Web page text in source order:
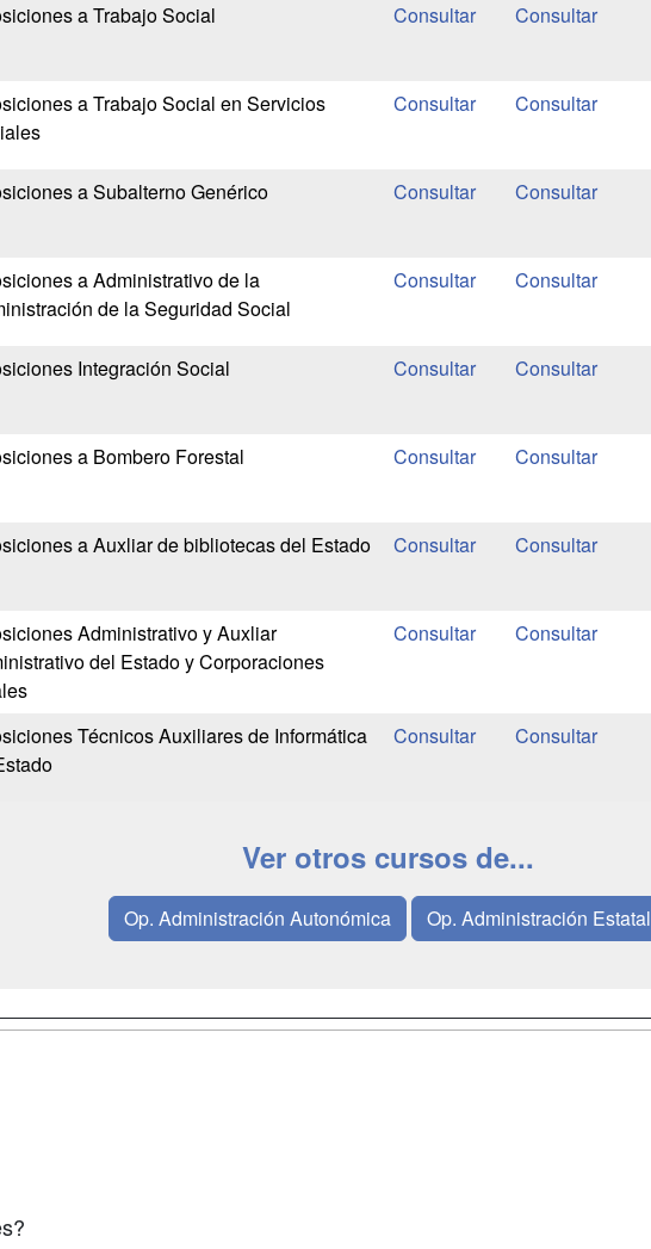
a Trabajo Social
a Trabajo Social en Servicios
a Subalterno Genérico
a Administrativo de la
de la Seguridad Social
Integración Social
a Bombero Forestal
a Auxliar de bibliotecas del Estado
Administrativo y Auxliar
del Estado y Corporaciones
Técnicos Auxiliares de Informática
Ver otros cursos de...
Op. Administración Autonómica Op. Administración Estatal